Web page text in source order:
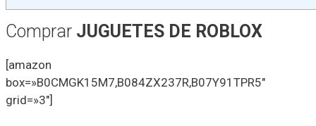
Comprar JUGUETES DE ROBLOX
[amazon
box=»B0CMGK15M7,B084ZX237R,B07Y91TPR5″
grid=»3″]